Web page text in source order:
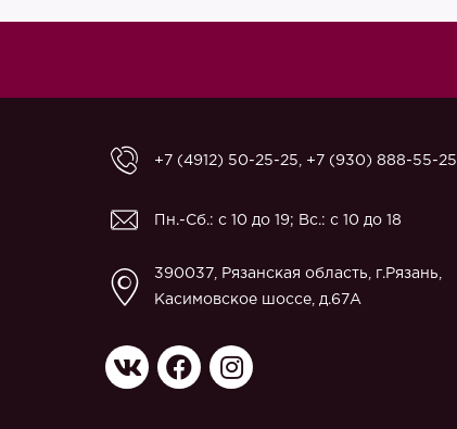
+7 (4912) 50-25-25 +7 (930) 888-55-25
Пн.-Сб.: с 10 до 19; Вс.: с 10 до 18
390037, Рязанская область, г.Рязань,
Касимовское шоссе, д.67A